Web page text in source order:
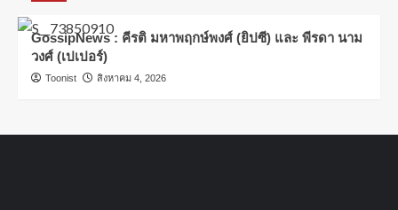
GossipNews : คีรติ มหาพฤกษ์พงศ์ (ยิปซี) และ พีรดา นาม
วงศ์ (เปเปอร์)
Toonist สิงหาคม 4, 2026